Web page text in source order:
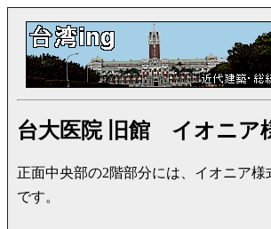
台大医院 旧館 イオニア
正面中央部の2階部分には、イオニア
です。